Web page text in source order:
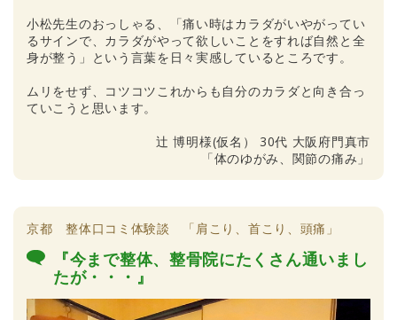
小松先生のおっしゃる、「痛い時はカラダがいやがってい
るサインで、カラダがやって欲しいことをすれば自然と全
身が整う」という言葉を日々実感しているところです。
ムリをせず、コツコツこれからも自分のカラダと向き合っ
ていこうと思います。
辻 博明様(仮名） 30代 大阪府門真市
「体のゆがみ、関節の痛み」
京都 整体口コミ体験談 「肩こり、首こり、頭痛」
『今まで整体、整骨院にたくさん通いまし
たが・・・』